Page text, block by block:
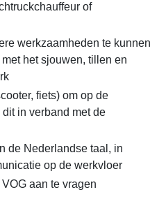
of
werkzaamheden te kunnen
het sjouwen, tillen en
fiets) om op de
in verband met de
de Nederlandse taal, in
op de werkvloer
aan te vragen